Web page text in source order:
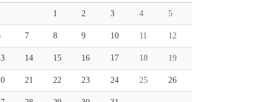
1 2 3 4 5
7 8 9 10 11 12
14 15 16 17 18 19
21 22 23 24 25 26